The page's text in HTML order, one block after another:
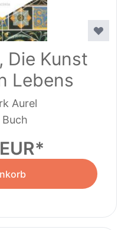
Die Kunst
Lebens
Aurel